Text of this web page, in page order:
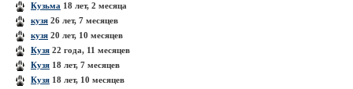
Кузьма 18 лет, 2 месяца
кузя 26 лет, 7 месяцев
кузя 20 лет, 10 месяцев
Кузя 22 года, 11 месяцев
Кузя 18 лет, 7 месяцев
Кузя 18 лет, 10 месяцев